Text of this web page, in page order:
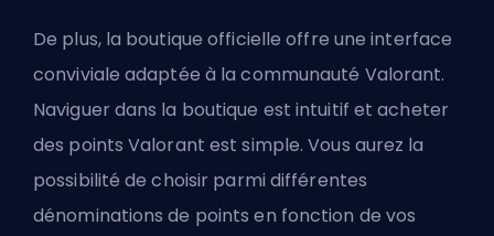
De plus, la boutique officielle offre une interface
conviviale adaptée à la communauté Valorant.
Naviguer dans la boutique est intuitif et acheter
des points Valorant est simple. Vous aurez la
possibilité de choisir parmi différentes
dénominations de points en fonction de vos